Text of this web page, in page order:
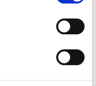
more...
more...